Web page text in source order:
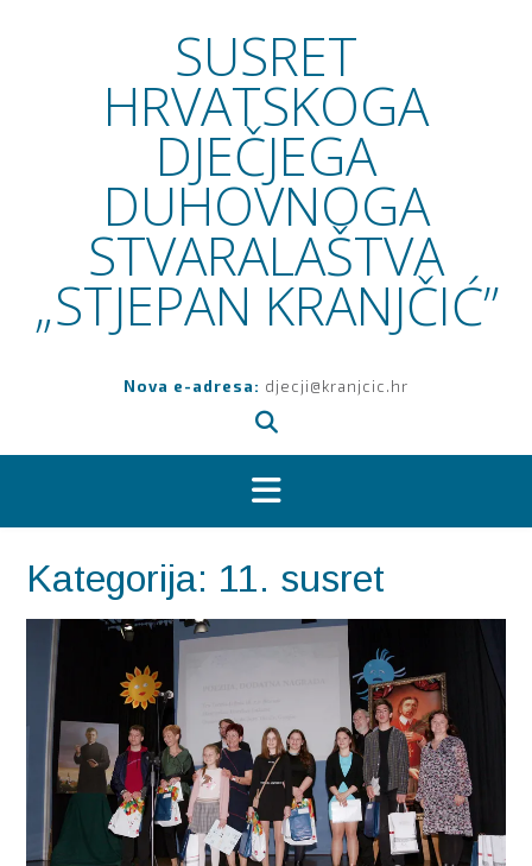
SUSRET
HRVATSKOGA
DJEČJEGA
DUHOVNOGA
STVARALAŠTVA
„STJEPAN KRANJČIĆ”
Nova e-adresa: djecji@kranjcic.hr
Kategorija: 11. susret